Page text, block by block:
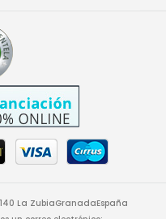
La ZubiaGranadaEspaña